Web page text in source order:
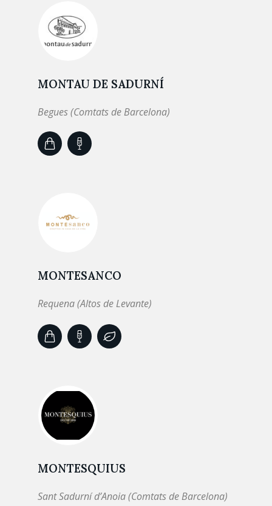
MONTAU DE SADURNÍ
Begues (Comtats de Barcelona)
MONTESANCO
Requena (Altos de Levante)
MONTESQUIUS
Sant Sadurní d’Anoia (Comtats de Barcelona)